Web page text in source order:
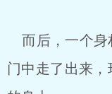
而后，一个身
门中走了出来